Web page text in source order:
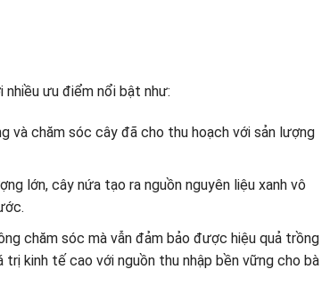
ưu điểm nổi bật như:
và chăm sóc cây đã cho thu hoạch với sản lượng
lớn, cây nứa tạo ra nguồn nguyên liệu xanh vô
chăm sóc mà vẫn đảm bảo được hiệu quả trồng
kinh tế cao với nguồn thu nhập bền vững cho bà